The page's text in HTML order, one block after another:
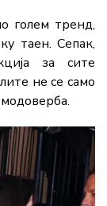
голем тренд,
таен. Сепак,
за сите
не се само